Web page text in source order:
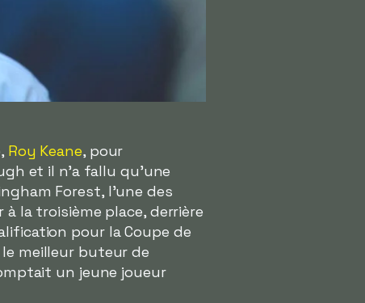
Roy Keane, pour
et il n'a fallu qu'une
Forest, l'une des
la troisième place, derrière
pour la Coupe de
le meilleur buteur de
un jeune joueur